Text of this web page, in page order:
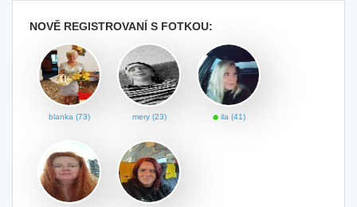
NOVĚ REGISTROVANÍ S FOTKOU:
blanka (73) mery (23) ila (41)